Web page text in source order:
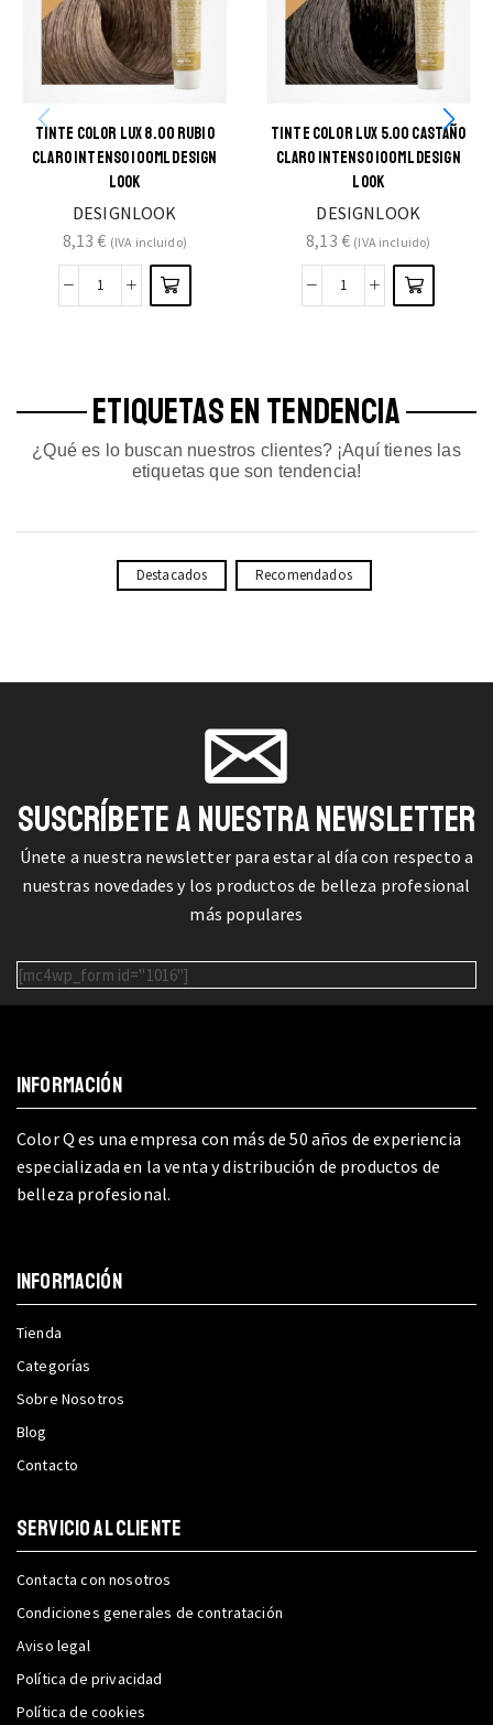
TINTE COLOR LUX 8.00 RUBIO
CLARO INTENSO 100ML DESIGN
LOOK
DESIGNLOOK
8,13€ (IVA incluido)
TINTE COLOR LUX 5.00 CASTAÑO
CLARO INTENSO 100ML DESIGN
LOOK
DESIGNLOOK
8,13 € (IVA incluido)
ETIQUETAS EN TENDENCIA
¿Qué es lo buscan nuestros clientes? ¡Aquí tienes las
etiquetas que son tendencia!
Destacados Recomendados
SUSCRÍBETE A NUESTRA NEWSLETTER
Únete a nuestra newsletter para estar al día con respecto a
nuestras novedades y los productos de belleza profesional
más populares
[mc4wp_form id="1016"]
INFORMACIÓN
Color Q es una empresa con más de 50 años de experiencia
especializada en la venta y distribución de productos de
belleza profesional.
INFORMACIÓN
Tienda
Categorías
Sobre Nosotros
Blog
Contacto
SERVICIO AL CLIENTE
Contacta con nosotros
Condiciones generales de contratación
Aviso legal
Política de privacidad
Política de cookies